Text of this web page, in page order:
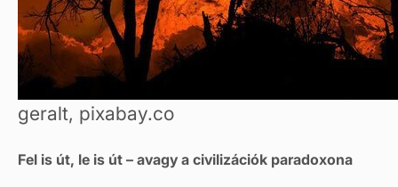
geralt, pixabay.co
Fel is út, le is út – avagy a civilizációk paradoxona